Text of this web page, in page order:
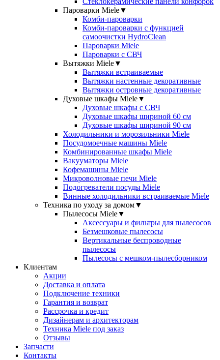
Пароварки Miele▼
Комби-пароварки
Комби-пароварки с функцией
самоочистки HydroClean
Пароварки Miele
Пароварки с СВЧ
Вытяжки Miele▼
Вытяжки встраиваемые
Вытяжки настенные декоративные
Вытяжки островные декоративные
Духовые шкафы Miele▼
Духовые шкафы с СВЧ
Духовые шкафы шириной 60 см
Духовые шкафы шириной 90 см
Холодильники и морозильники Miele
Посудомоечные машины Miele
Комбинированные шкафы Miele
Вакууматоры Miele
Кофемашины Miele
Микроволновые печи Miele
Подогреватели посуды Miele
Винные холодильники встраиваемые Miele
Техника по уходу за домом▼
Пылесосы Miele▼
Аксессуары и фильтры для пылесосов
Безмешковые пылесосы
Вертикальные беспроводные
пылесосы
Пылесосы с мешком-пылесборником
Клиентам
Акции
Доставка и оплата
Подключение техники
Гарантия и возврат
Рассрочка и кредит
Дизайнерам и архитекторам
Техника Miele под заказ
Отзывы
Запчасти
Контакты